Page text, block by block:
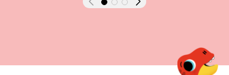
Précédent Suivant